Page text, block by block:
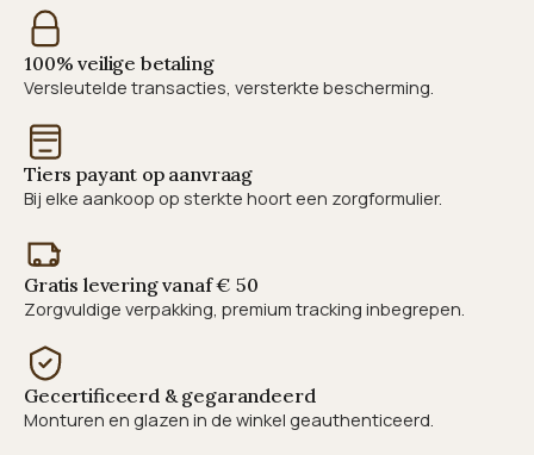
100% veilige betaling
Versleutelde transacties, versterkte bescherming.
Tiers payant op aanvraag
Bij elke aankoop op sterkte hoort een zorgformulier.
Gratis levering vanaf € 50
Zorgvuldige verpakking, premium tracking inbegrepen.
Gecertificeerd & gegarandeerd
Monturen en glazen in de winkel geauthenticeerd.